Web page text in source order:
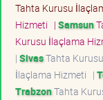
Tahta Kurusu
Hizmeti | Samsun
Kurusu İlaçlama
| SivasTahta
İlaçlama Hizmeti |
TrabzonTahta